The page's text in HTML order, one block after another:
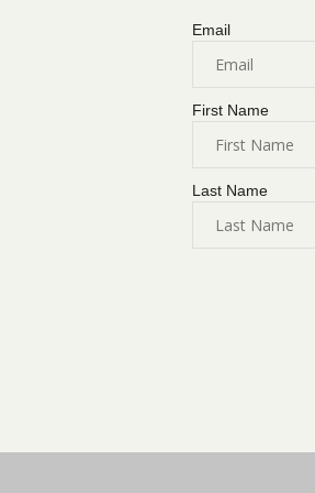
Email
First Name
Last Name